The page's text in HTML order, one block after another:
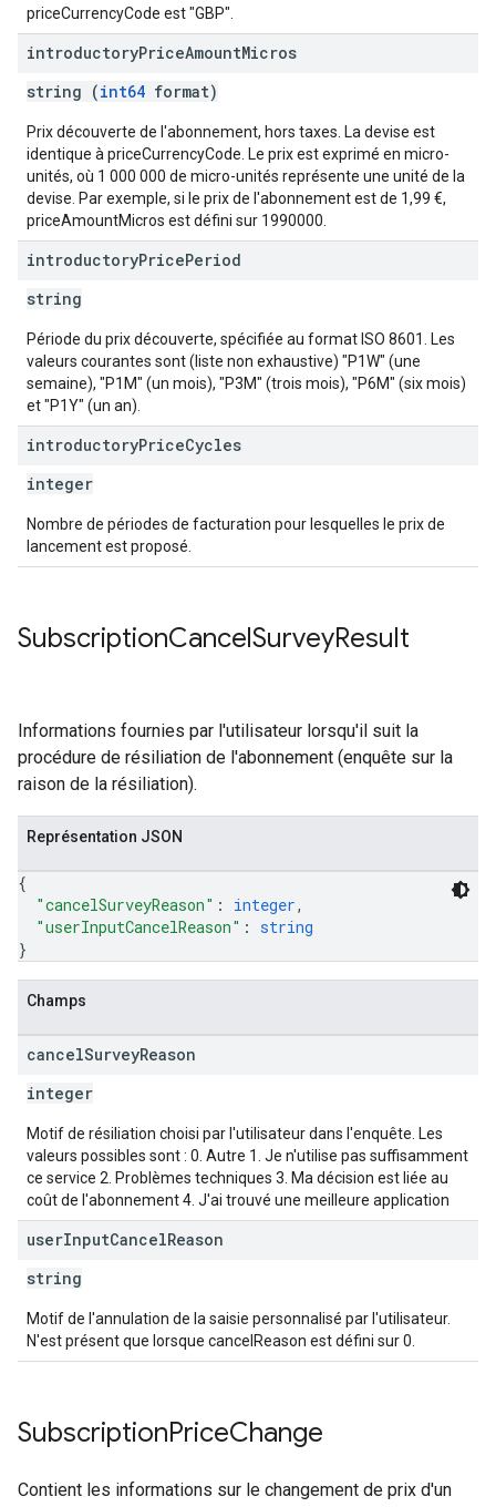
priceCurrencyCode est "GBP".
introductoryPriceAmountMicros
string (int64 format)
Prix découverte de l'abonnement, hors taxes. La devise est
identique à priceCurrencyCode. Le prix est exprimé en micro-
unités, où 1 000 000 de micro-unités représente une unité de la
devise. Par exemple, si le prix de l'abonnement est de 1,99 €,
priceAmountMicros est défini sur 1990000.
introductoryPricePeriod
string
Période du prix découverte, spécifiée au format ISO 8601. Les
valeurs courantes sont (liste non exhaustive) "P1W" (une
semaine), "P1M" (un mois), "P3M" (trois mois), "P6M" (six mois)
et "P1Y" (un an).
introductoryPriceCycles
integer
Nombre de périodes de facturation pour lesquelles le prix de
lancement est proposé.
SubscriptionCancelSurveyResult
Informations fournies par l'utilisateur lorsqu'il suit la
procédure de résiliation de l'abonnement (enquête sur la
raison de la résiliation).
Représentation JSON
{
"cancelSurveyReason" : integer,
"userInputCancelReason" : string
}
Champs
cancelSurveyReason
integer
Motif de résiliation choisi par l'utilisateur dans l'enquête. Les
valeurs possibles sont : 0. Autre 1. Je n'utilise pas suffisamment
ce service 2. Problèmes techniques 3. Ma décision est liée au
coût de l'abonnement 4. J'ai trouvé une meilleure application
userInputCancelReason
string
Motif de l'annulation de la saisie personnalisé par l'utilisateur.
N'est présent que lorsque cancelReason est défini sur 0.
SubscriptionPriceChange
Contient les informations sur le changement de prix d'un